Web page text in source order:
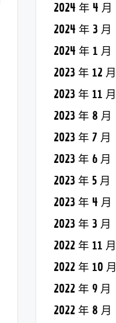
2024 年 4 月
2024 年 3 月
2024 年 1 月
2023 年 12 月
2023 年 11 月
2023 年 8 月
2023 年 7 月
2023 年 6 月
2023 年 5 月
2023 年 4 月
2023 年 3 月
2022 年 11 月
2022 年 10 月
2022 年 9 月
2022 年 8 月